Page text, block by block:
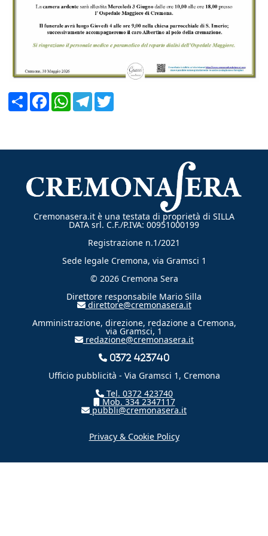
CERCA
CondividiFacebookWhatsApp
Telegram
Cremonasera.it è una testata di proprietà di SILLA
DATA srl. C.F./P.IVA: 00951000199
Registrazione n.1/2021
Sede legale Cremona, via Gramsci 1
© 2026 Cremona Sera
Direttore responsabile Mario Silla
direttore@cremonasera.it
Amministrazione, direzione, redazione a Cremona,
via Gramsci, 1
redazione@cremonasera.it
0372 423740
Ufficio pubblicità - Via Gramsci 1, Cremona
Tel. 0372 423740
Mob. 334 2347117
pubbli@cremonasera.it
Privacy & Cookie Policy